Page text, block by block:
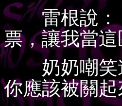
雷根說：「
票，讓我當
奶奶嘲笑道
你應該被關